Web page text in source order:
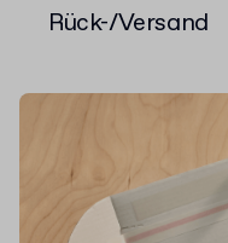
Rück-/Versand